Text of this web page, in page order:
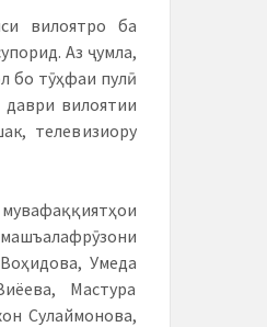
вилоятро ба
Аз ҷумла,
бо тӯҳфаи пулӣ
даври вилоятии
телевизиору
Умеда
Мастура
Сулаймонова,